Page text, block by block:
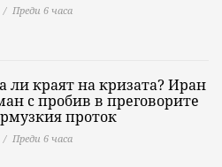
Преди 6 часа
ли краят на кризата? Иран
с пробив в преговорите
проток
Преди 6 часа